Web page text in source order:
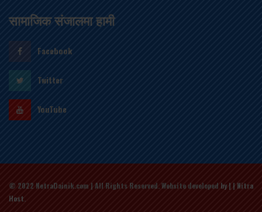
सामाजिक संजालमा हामी
Facebook
Twitter
YouTube
© 2022 NetraDainik.com | All Rights Reserved. Website developed by | | Nitra
Host